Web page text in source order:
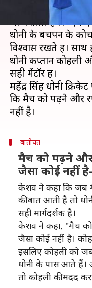
विराट कोहली
भाग्यशाली हैं कि एम
धोनी के बचपन के
विश्वास रखते हैं।
धोनी कप्तान
सही मेंटॉर हैं।
महेंद्र सिंह धोनी
कि मैच को पढ़ने और
बातीचत
मैच को पढ़ने और
जैसा कोई नहीं
केशव ने कहा कि जब
की बात आती है तो
सही मार्गदर्शक है।
केशव ने कहा, "मैच को
जैसा कोई नहीं है।
इसलिए कोहली को
धोनी के पास आते हैं।
तो कोहली की मदद